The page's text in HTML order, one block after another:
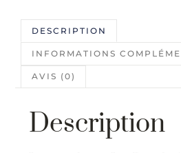
DESCRIPTION
INFORMATIONS
AVIS (0)
Description